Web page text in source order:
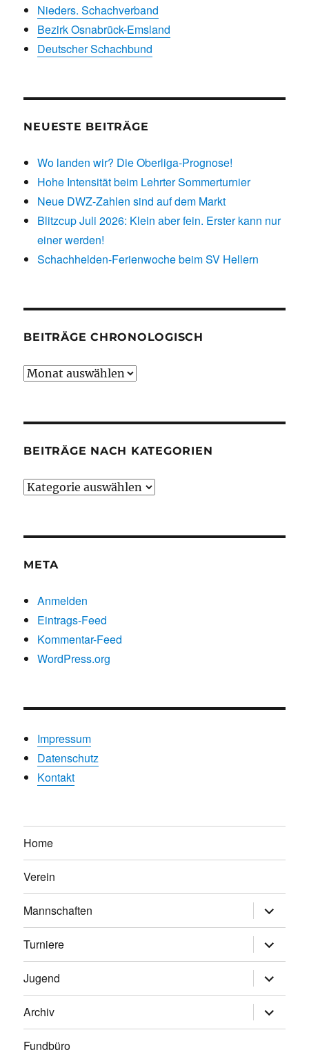
Nieders. Schachverband
Bezirk Osnabrück-Emsland
Deutscher Schachbund
NEUESTE BEITRÄGE
Wo landen wir? Die Oberliga-Prognose!
Hohe Intensität beim Lehrter Sommerturnier
Neue DWZ-Zahlen sind auf dem Markt
Blitzcup Juli 2026: Klein aber fein. Erster kann nur
einer werden!
Schachhelden-Ferienwoche beim SV Hellern
BEITRÄGE CHRONOLOGISCH
Beiträge
BEITRÄGE NACH KATEGORIEN
Beiträge
META
Anmelden
Eintrags-Feed
Kommentar-Feed
WordPress.org
Impressum
Datenschutz
Kontakt
Home
Verein
Mannschaften
anzeigen
Turniere
anzeigen
Jugend
anzeigen
Archiv
anzeigen
Fundbüro